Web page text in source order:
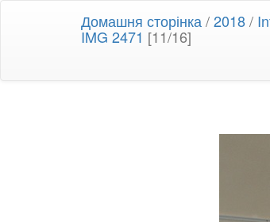
Домашня сторінка /2018/
IMG 2471 [11/16]